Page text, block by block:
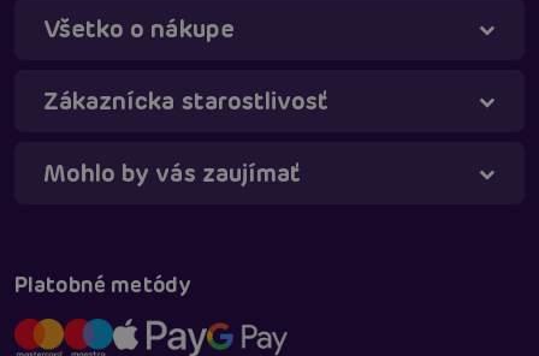
Všetko o nákupe
Zákaznícka starostlivosť
Mohlo by vás zaujímať
Platobné metódy
Táňa - virtuálna asistentka